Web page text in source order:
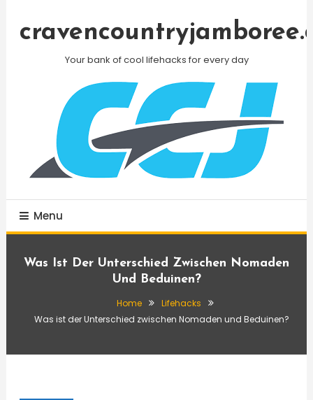
Your bank of cool lifehacks for every day
Menu
Was Ist Der Unterschied Zwischen Nomaden
Und Beduinen?
Home
Lifehacks
Was ist der Unterschied zwischen Nomaden und Beduinen?